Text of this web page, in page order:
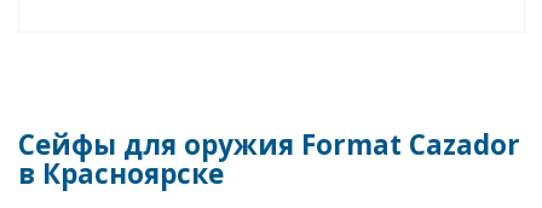
Сейфы для оружия Format Cazador
в Красноярске